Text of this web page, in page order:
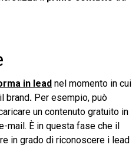
in lead nel momento in cui
brand. Per esempio, può
un contenuto gratuito in
mail. È in questa fase che il
in grado di riconoscere i lead